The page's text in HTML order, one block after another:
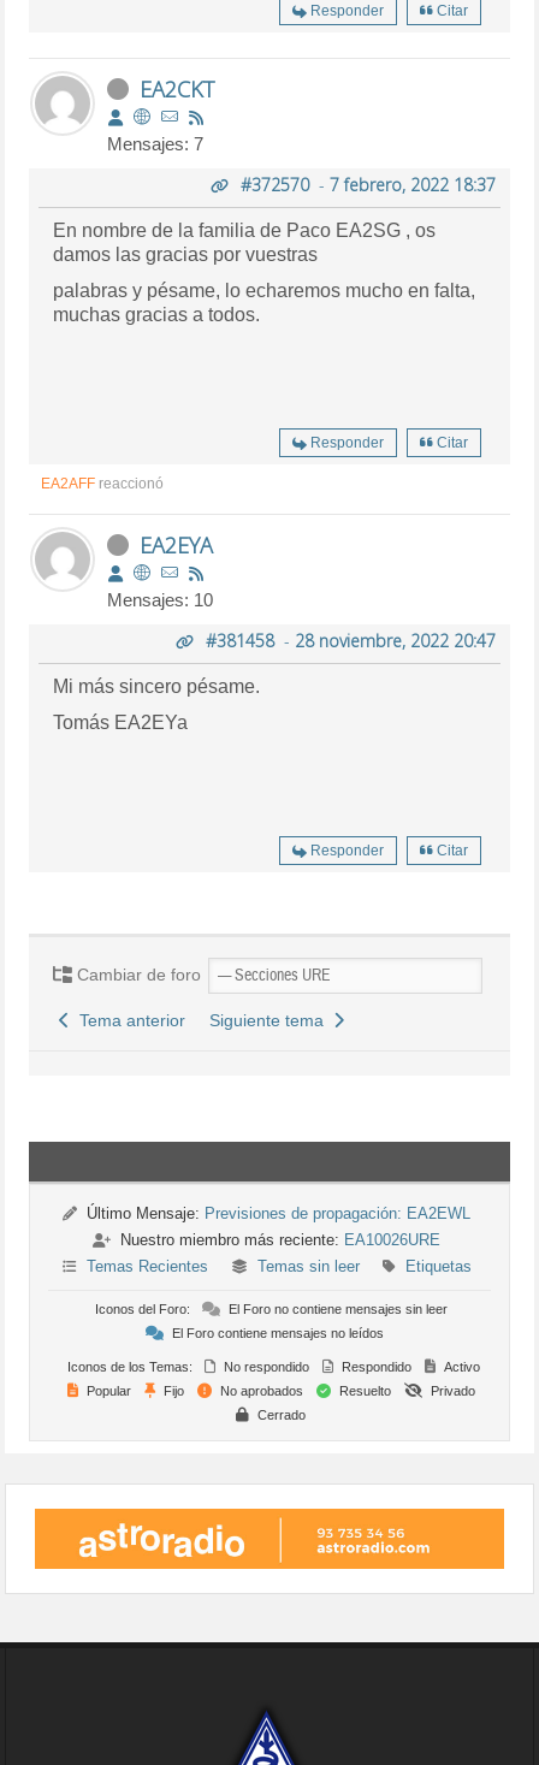
Responder Citar
EA2CKT
Mensajes: 7
#372570- 7 febrero, 2022 18:37
En nombre de la familia de Paco EA2SG , os
damos las gracias por vuestras
palabras y pésame, lo echaremos mucho en falta,
muchas gracias a todos.
Responder Citar
EA2AFF reaccionó
EA2EYA
Mensajes: 10
#381458- 28 noviembre, 2022 20:47
Mi más sincero pésame.
Tomás EA2EYa
Responder Citar
Cambiar de foro
Tema anterior Siguiente tema
Último Mensaje: Previsiones de propagación: EA2EWL
Nuestro miembro más reciente: EA10026URE
Temas Recientes
Temas sin leer Etiquetas
Iconos del Foro:
El Foro no contiene mensajes sin leer
El Foro contiene mensajes no leídos
Iconos de los Temas: No respondido Respondido
Activo
Popular
Fijo No aprobados Resuelto
Privado
Cerrado